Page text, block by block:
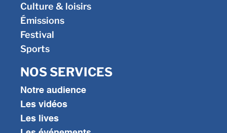
Culture & loisirs
Émissions
Festival
Sports
NOS SERVICES
Notre audience
Les vidéos
Les lives